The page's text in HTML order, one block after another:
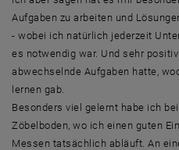
Aufgaben zu arbeiten und
- wobei ich natürlich jederzeit
es notwendig war. Und sehr
abwechselnde Aufgaben hatte,
lernen gab.
Besonders viel gelernt habe ich
Zöbelboden, wo ich einen guten
Messen tatsächlich abläuft. An